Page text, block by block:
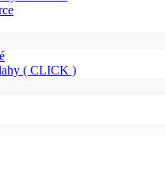
( CLICK )